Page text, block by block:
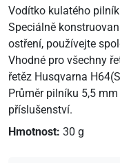
Vodítko kulatého
Speciálně
ostření, používejte
Vhodné pro všechny
řetěz Husqvarna
Průměr pilníku 5,5
příslušenství.
Hmotnost: 30 g